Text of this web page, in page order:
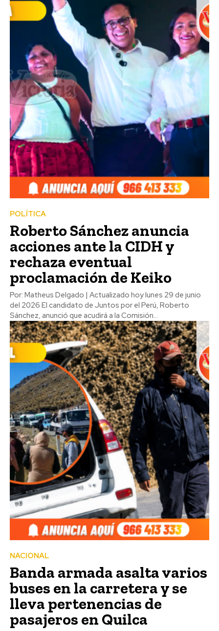
POLÍTICA
Roberto Sánchez anuncia
acciones ante la CIDH y
rechaza eventual
proclamación de Keiko
Por: Matheus Delgado | Actualizado hoy lunes 29 de junio
del 2026 El candidato de Juntos por el Perú, Roberto
Sánchez, anunció que acudirá a la Comisión...
NACIONAL
Banda armada asalta varios
buses en la carretera y se
lleva pertenencias de
pasajeros en Quilca